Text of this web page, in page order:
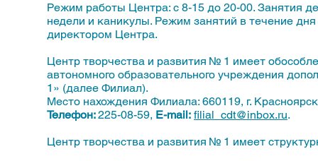
Режим работы Центра: с 8-15 до 20-00. Занятия
недели и каникулы. Режим занятий в течение
директором Центра.
Центр творчества и развития № 1 имеет
автономного образовательного учреждения
1» (далее Филиал).
Место нахождения Филиала: 660119, г.
Телефон:225-08-59, E-mail: filial_cdt@inbox.ru.
Центр творчества и развития № 1 имеет